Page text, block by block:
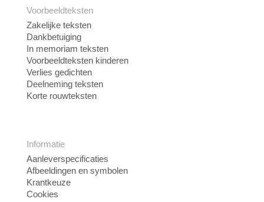
Voorbeeldteksten
Zakelijke teksten
Dankbetuiging
In memoriam teksten
Voorbeeldteksten kinderen
Verlies gedichten
Deelneming teksten
Korte rouwteksten
Informatie
Aanleverspecificaties
Afbeeldingen en symbolen
Krantkeuze
Cookies